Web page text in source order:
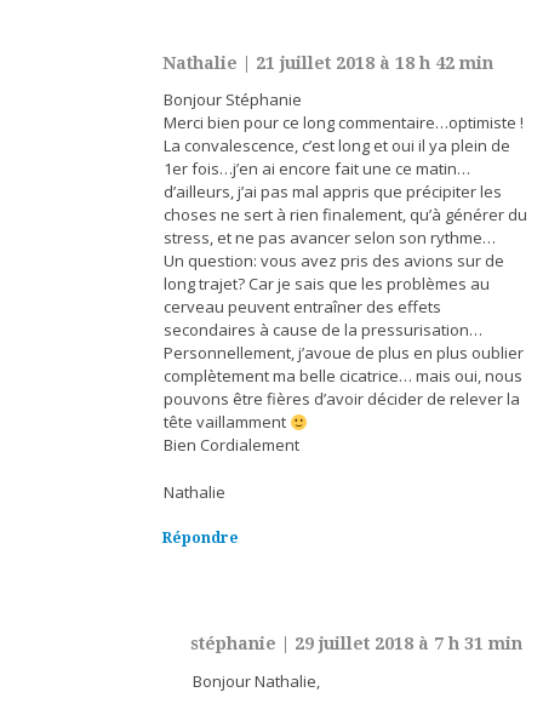
Nathalie 21 juillet 2018 à 18 h 42 min
Bonjour Stéphanie
Merci bien pour ce long commentaire…optimiste !
La convalescence, c’est long et oui il ya plein de
1er fois…j’en ai encore fait une ce matin…
d’ailleurs, j’ai pas mal appris que précipiter les
choses ne sert à rien finalement, qu’à générer du
stress, et ne pas avancer selon son rythme…
Un question: vous avez pris des avions sur de
long trajet? Car je sais que les problèmes au
cerveau peuvent entraîner des effets
secondaires à cause de la pressurisation…
Personnellement, j’avoue de plus en plus oublier
complètement ma belle cicatrice… mais oui, nous
pouvons être fières d’avoir décider de relever la
tête vaillamment
Bien Cordialement
Nathalie
Répondre
stéphanie 29 juillet 2018 à 7 h 31 min
Bonjour Nathalie,